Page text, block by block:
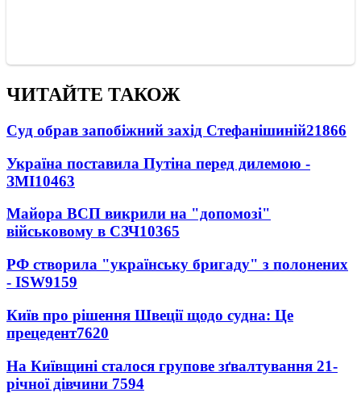
ЧИТАЙТЕ ТАКОЖ
Суд обрав запобіжний захід Стефанішиній21866
Україна поставила Путіна перед дилемою -
ЗМІ10463
Майора ВСП викрили на "допомозі"
військовому в СЗЧ10365
РФ створила "українську бригаду" з полонених
- ISW9159
Київ про рішення Швеції щодо судна: Це
прецедент7620
На Київщині сталося групове зґвалтування 21-
річної дівчини 7594